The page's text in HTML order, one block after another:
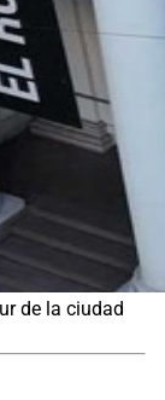
de la ciudad